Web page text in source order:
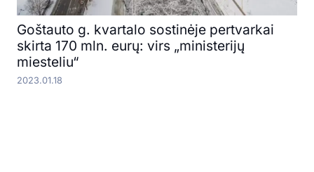
Goštauto g. kvartalo sostinėje pertvarkai
skirta 170 mln. eurų: virs „ministerijų
miesteliu“
2023.01.18